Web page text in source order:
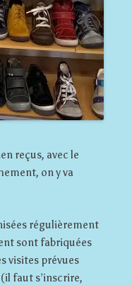
reçus, avec le
on y va
régulièrement
sont fabriquées
visites prévues
faut s’inscrire,